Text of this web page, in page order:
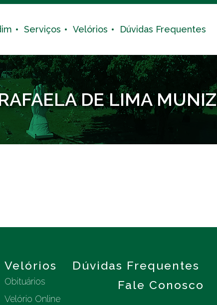
Serviços Velórios Dúvidas Frequentes
DE LIMA MUNIZ
Velórios
Obituários
Velório Online
Dúvidas Frequentes
Fale Conosco